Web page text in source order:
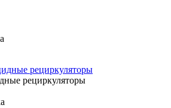
рециркуляторы
рециркуляторы